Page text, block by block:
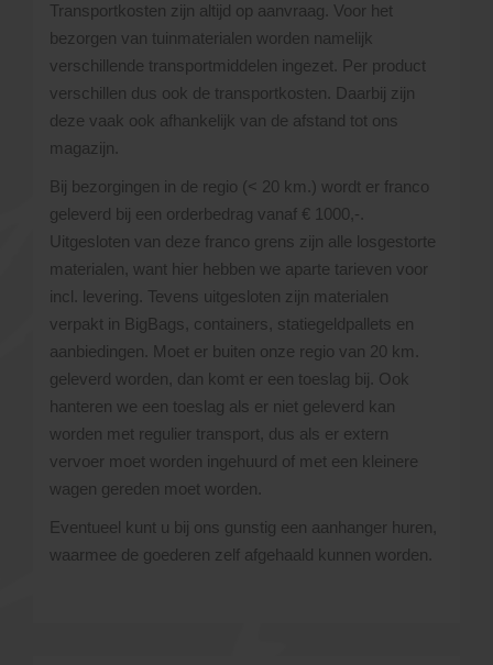
Transportkosten zijn altijd op aanvraag. Voor het
bezorgen van tuinmaterialen worden namelijk
verschillende transportmiddelen ingezet. Per product
verschillen dus ook de transportkosten. Daarbij zijn
deze vaak ook afhankelijk van de afstand tot ons
magazijn.
Bij bezorgingen in de regio (< 20 km.) wordt er franco
geleverd bij een orderbedrag vanaf € 1000,-.
Uitgesloten van deze franco grens zijn alle losgestorte
materialen, want hier hebben we aparte tarieven voor
incl. levering. Tevens uitgesloten zijn materialen
verpakt in BigBags, containers, statiegeldpallets en
aanbiedingen. Moet er buiten onze regio van 20 km.
geleverd worden, dan komt er een toeslag bij. Ook
hanteren we een toeslag als er niet geleverd kan
worden met regulier transport, dus als er extern
vervoer moet worden ingehuurd of met een kleinere
wagen gereden moet worden.
Eventueel kunt u bij ons gunstig een aanhanger huren,
waarmee de goederen zelf afgehaald kunnen worden.